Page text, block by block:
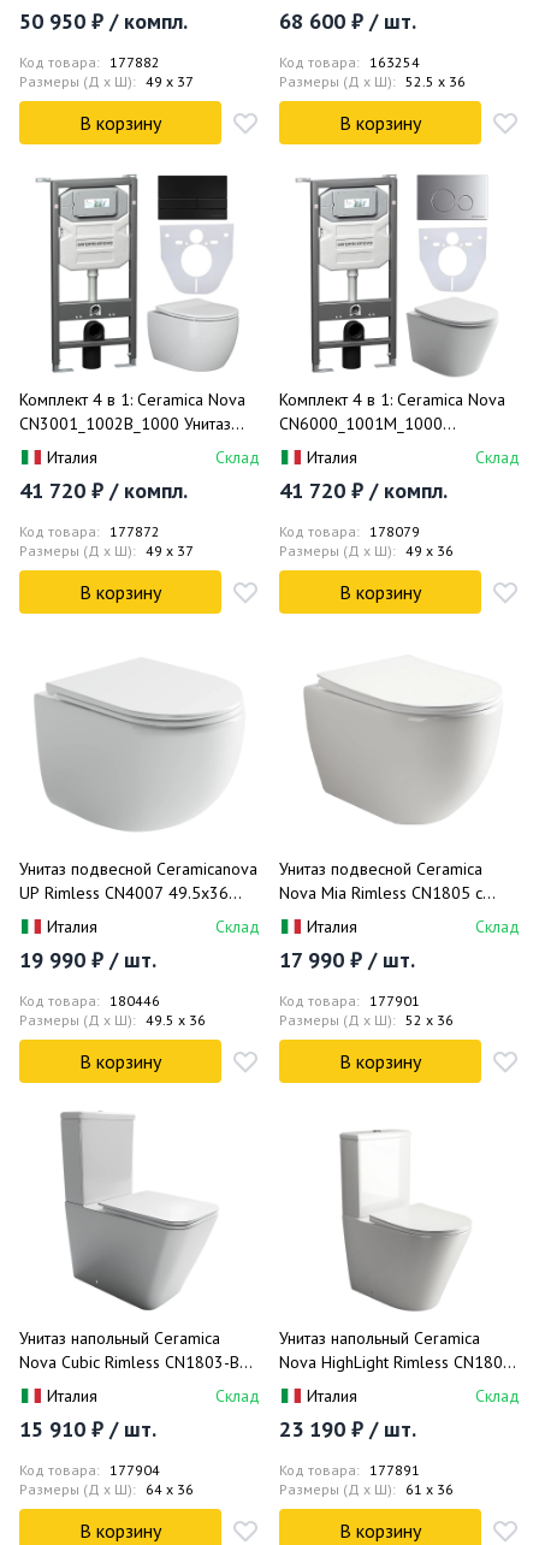
Шумоизоляция + Кнопка смыва
50 950 ₽ / компл.
Код товара: 177882
Размеры (Д x Ш): 49 x 37
В корзину
68 600 ₽ / шт.
Код товара: 163254
Размеры (Д x Ш): 52.5 x 36
В корзину
Комплект 4 в 1: Ceramica Nova
CN3001_1002B_1000 Унитаз
подвесной Play + Система
Шумоизоляция + Кнопка смыва
Италия Склад
41 720 ₽ / компл.
Код товара: 177872
Размеры (Д x Ш): 49 x 37
В корзину
Комплект 4 в 1: Ceramica Nova
CN6000_1001M_1000
Подвесной унитаз Balearica
Инсталляция Envision +
Round (хром мат)
Италия Склад
41 720 ₽ / компл.
Код товара: 178079
Размеры (Д x Ш): 49 x 36
В корзину
Унитаз подвесной Ceramicanova
UP Rimless CN4007 49.5x36
(белый), безободковый, с
Италия Склад
19 990 ₽ / шт.
Код товара: 180446
Размеры (Д x Ш): 49.5 x 36
В корзину
Унитаз подвесной Ceramica
Nova Mia Rimless CN1805 с
сиденьем и креплением 52х36
Италия Склад
17 990 ₽ / шт.
Код товара: 177901
Размеры (Д x Ш): 52 x 36
В корзину
Унитаз напольный Ceramica
Nova Cubic Rimless CN1803-B
64х36 с сиденьем-крышкой и
креплением, без бачка (белый)
Италия Склад
15 910 ₽ / шт.
Код товара: 177904
Размеры (Д x Ш): 64 x 36
В корзину
Унитаз напольный Ceramica
Nova HighLight Rimless CN1802
85x36 с сиденьем и с бачком
Италия Склад
23 190 ₽ / шт.
Код товара: 177891
Размеры (Д x Ш): 61 x 36
В корзину